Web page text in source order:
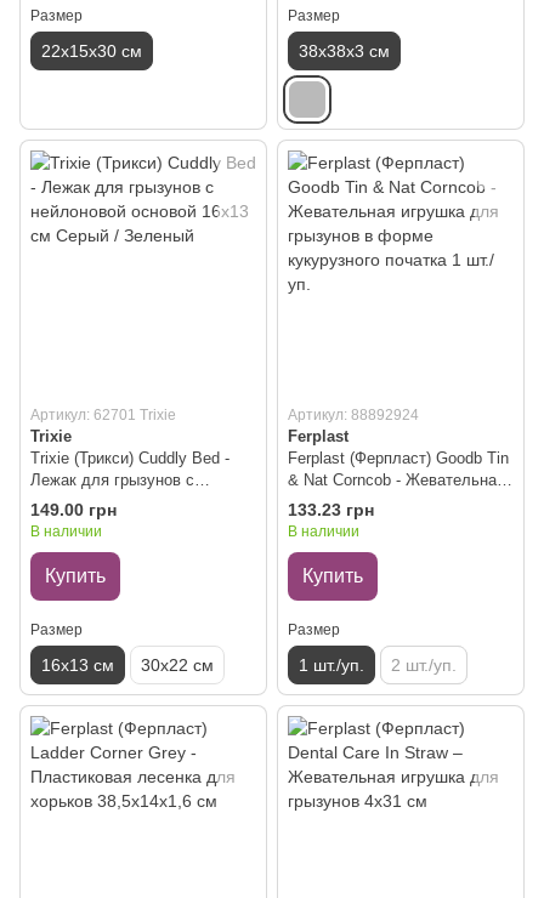
Размер
22х15х30 см
Размер
38x38x3 см
Артикул: 62701 Trixie
Trixie
Trixie (Трикси) Cuddly Bed -
Лежак для грызунов с
нейлоновой основой 16х13 см
Серый / Зеленый
149.00 грн
В наличии
Купить
Размер
16х13 см 30х22 см
Артикул: 88892924
Ferplast
Ferplast (Ферпласт) Goodb Tin
& Nat Corncob - Жевательная
игрушка для грызунов в
форме кукурузного початка 1
133.23 грн
В наличии
Купить
Размер
1 шт./уп. 2 шт./уп.